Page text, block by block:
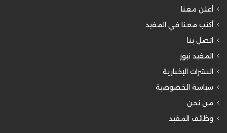
أعلن معنا
أكتب معنا في المفيد
اتصل بنا
المفيد نيوز
النشرات الإخبارية
سياسة الخصوصية
من نحن
وظائف المفيد